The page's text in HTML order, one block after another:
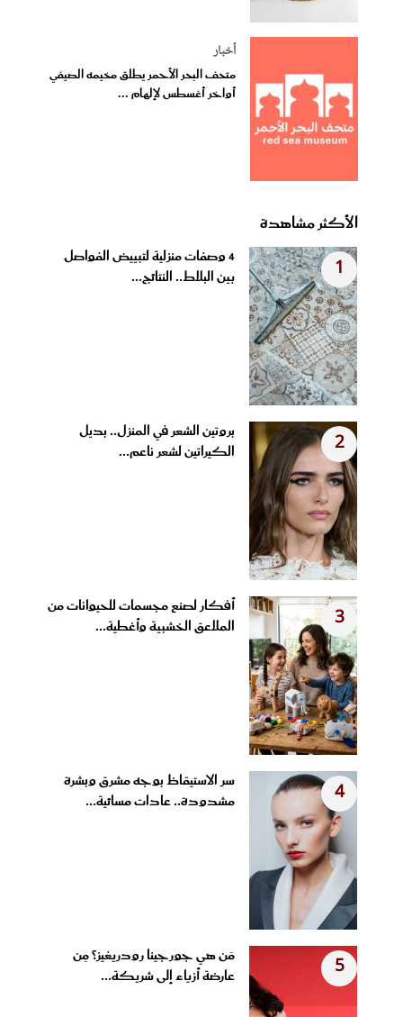
أخبار
متحف البحر الأحمر يطلق مخيمه الصيفي
أواخر أغسطس لإلهام ...
الأكثر مشاهدة
1
4 وصفات منزلية لتبييض الفواصل
بين البلاط.. النتائج...
2
بروتين الشعر في المنزل.. بديل
الكيراتين لشعر ناعم...
3
أفكار لصنع مجسمات للحيوانات من
الملاعق الخشبية وأغطية...
4
سر الاستيقاظ بوجه مشرق وبشرة
مشدودة.. عادات مسائية...
5
مَن هي جورجينا رودريغيز؟ مِن
عارضة أزياء إلى شريكة...